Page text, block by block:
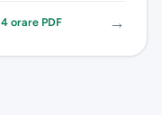
4 orare PDF →